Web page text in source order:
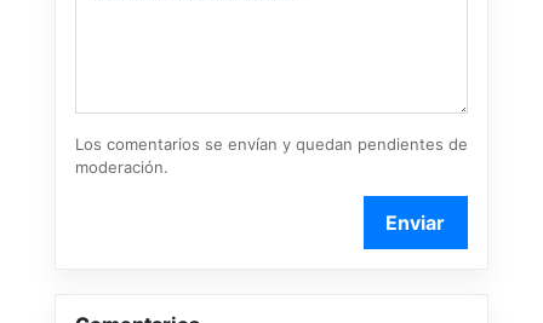
Los comentarios se envían y quedan pendientes de
moderación.
Enviar